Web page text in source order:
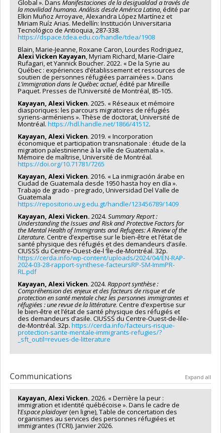
Global ». Dans Manifestaciones de la desigualdad a través de
la movilidad humana. Análisis desde América Latina, édité par
Elkin Muñoz Arroyave, Alexandra López Martínez et
Miriam Ruíz Arias. Medellín: Institución Universitaria
Tecnológico de Antioquia, 287-338.
https://dspace.tdea.edu.co/handle/tdea/1908
Blain, Marie-Jeanne, Roxane Caron, Lourdes Rodriguez,
Alexi Vicken Kayayan, Myriam Richard, Marie-Claire
Rufagari, et Yannick Boucher. 2022. « De la Syrie au
Québec : expériences d’établissement et ressources de
soutien de personnes réfugiées parrainées ». Dans
L’immigration dans le Québec actuel, édité par Mireille
Paquet. Presses de l’Université de Montréal, 85-105.
Kayayan, Alexi Vicken. 2025. « Réseaux et mémoire
diasporiques: les parcours migratoires de réfugiés
syriens-arméniens ». Thèse de doctorat, Université de
Montréal. https://hdl.handle.net/1866/41512.
Kayayan, Alexi Vicken. 2019. « Incorporation
économique et participation transnationale : étude de la
migration palestinienne à la ville de Guatemala ».
Mémoire de maîtrise, Université de Montréal.
https://doi.org/10.71781/7265
Kayayan, Alexi Vicken. 2016. « La inmigración árabe en
Ciudad de Guatemala desde 1950 hasta hoy en día ».
Trabajo de grado - pregrado, Universidad Del Valle de
Guatemala
https://repositorio.uvg.edu.gt/handle/123456789/1409
Kayayan, Alexi Vicken. 2024. Summary Report :
Understanding the Issues and Risk and Protective Factors for
the Mental Health of Immigrants and Refugees: A Review of the
Literature. Centre d’expertise sur le bien-être et l’état de
santé physique des réfugiés et des demandeurs d’asile.
CIUSSS du Centre-Ouest-de-l ‘Île-de-Montréal. 32p.
https://cerda.info/wp-content/uploads/2024/04/EN-RAP-
2024-03-28-rapport-synthese-facteursRP-SM-ImmPR-
RL.pdf
Kayayan, Alexi Vicken. 2024. Rapport synthèse :
Compréhension des enjeux et des facteurs de risque et de
protection en santé mentale chez les personnes immigrantes et
réfugiées : une revue de la littérature. Centre d’expertise sur
le bien-être et l’état de santé physique des réfugiés et
des demandeurs d’asile. CIUSSS du Centre-Ouest-de-lïle-
de-Montréal. 32p. https://cerda.info/facteurs-risque-
protection-sante-mentale-immigrants-refugies/?
_sft_outil=revues-de-litterature
Communications Expand all
Kayayan, Alexi Vicken. 2026. « Derrière la peur :
immigration et identité québécoise ». Dans le cadre de
l’Espace plaidoyer(en ligne), Table de concertation des
organismes au services des personnes réfugiées et
immigrantes (TCRI). Janvier 2026.